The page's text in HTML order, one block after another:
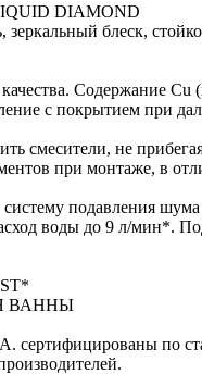
DIAMOND
блеск,
Содержание
с покрытием при
смесители, не
при монтаже, в
подавления
воды до 9 л/мин*.
ВАННЫ
по